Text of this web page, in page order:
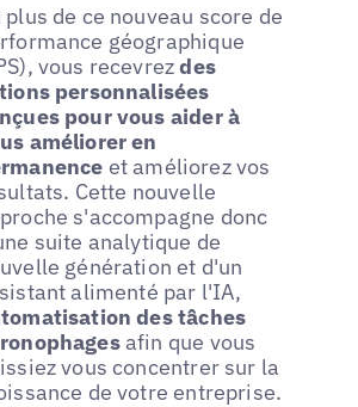
plus de ce nouveau score de
géographique
vous recevrezdes
personnalisées
pour vous aider à
améliorer en
et améliorez vos
Cette nouvelle
s'accompagne donc
suite analytique de
génération et d'un
alimenté par l'IA,
des tâches
afin que vous
vous concentrer sur la
de votre entreprise.